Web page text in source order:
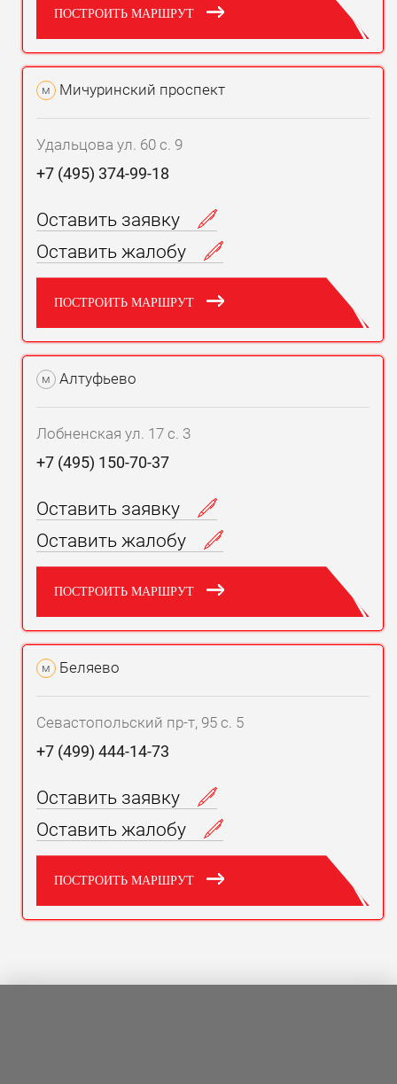
ПОСТРОИТЬ МАРШРУТ
м Мичуринский проспект
Удальцова ул. 60 с. 9
+7 (495) 374-99-18
Оставить заявку
Оставить жалобу
ПОСТРОИТЬ МАРШРУТ
м Алтуфьево
Лобненская ул. 17 с. 3
+7 (495) 150-70-37
Оставить заявку
Оставить жалобу
ПОСТРОИТЬ МАРШРУТ
м Беляево
Севастопольский пр-т, 95 с. 5
+7 (499) 444-14-73
Оставить заявку
Оставить жалобу
ПОСТРОИТЬ МАРШРУТ